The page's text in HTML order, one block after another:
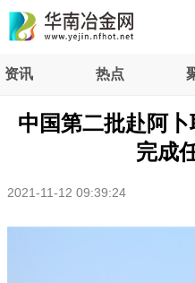
资讯 热点
中国第二批赴阿
完成
2021-11-12 09:39:24